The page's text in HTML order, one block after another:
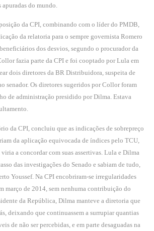
do mundo.
da CPI, combinando com o líder do PMDB,
da relatoria para o sempre governista Romero
dos desvios, segundo o procurador da
fazia parte da CPI e foi cooptado por Lula em
dois diretores da BR Distribuidora, suspeita de
senador. Os diretores sugeridos por Collor foram
de administração presidido por Dilma. Estava
da CPI, concluiu que as indicações de sobrepreço
da aplicação equivocada de índices pelo TCU,
a concordar com suas assertivas. Lula e Dilma
das investigações do Senado e sabiam de tudo,
Youssef. Na CPI encobriram-se irregularidades
março de 2014, sem nenhuma contribuição do
da República, Dilma manteve a diretoria que
deixando que continuassem a surrupiar quantias
de não ser percebidas, e em parte desaguadas na